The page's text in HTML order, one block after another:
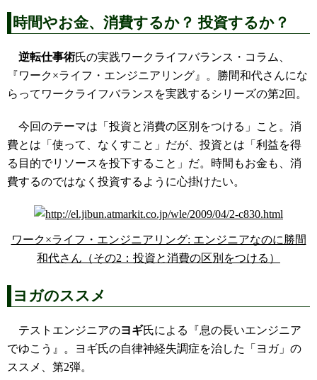
時間やお金、消費するか？ 投資するか？
逆転仕事術氏の実践ワークライフバランス・コラム、
『ワーク×ライフ・エンジニアリング』。勝間和代さんにな
らってワークライフバランスを実践するシリーズの第2回。
今回のテーマは「投資と消費の区別をつける」こと。消
費とは「使って、なくすこと」だが、投資とは「利益を得
る目的でリソースを投下すること」だ。時間もお金も、消
費するのではなく投資するように心掛けたい。
ワーク×ライフ・エンジニアリング: エンジニアなのに勝間
和代さん（その2：投資と消費の区別をつける）
ヨガのススメ
テストエンジニアのヨギ氏による『息の長いエンジニア
でゆこう』。ヨギ氏の自律神経失調症を治した「ヨガ」の
ススメ、第2弾。